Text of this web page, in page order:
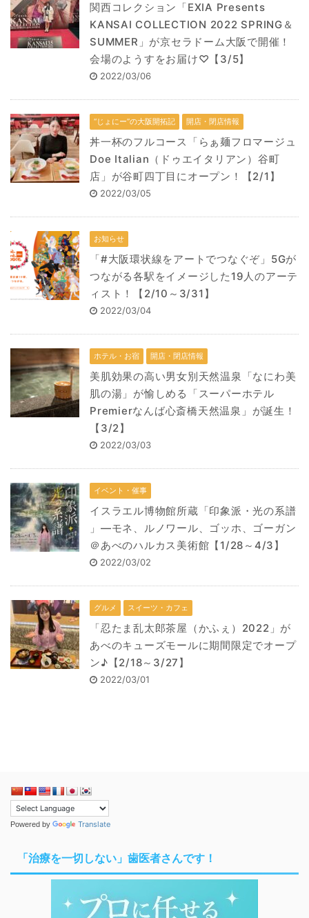
関西コレクション「EXIA Presents
KANSAI COLLECTION 2022 SPRING＆
SUMMER」が京セラドーム大阪で開催！
会場のようすをお届け♡【3/5】
2022/03/06
“じょにー”の大阪開拓記 開店・閉店情報
丼一杯のフルコース「らぁ麺フロマージュ
Doe Italian（ドゥエイタリアン）谷町
店」が谷町四丁目にオープン！【2/1】
2022/03/05
お知らせ
「#大阪環状線をアートでつなぐぞ」5Gが
つながる各駅をイメージした19人のアーテ
ィスト！【2/10～3/31】
2022/03/04
ホテル・お宿 開店・閉店情報
美肌効果の高い男女別天然温泉「なにわ美
肌の湯」が愉しめる「スーパーホテル
Premierなんば心斎橋天然温泉」が誕生！
【3/2】
2022/03/03
イベント・催事
イスラエル博物館所蔵「印象派・光の系譜
」―モネ、ルノワール、ゴッホ、ゴーガン
＠あべのハルカス美術館【1/28～4/3】
2022/03/02
グルメ スイーツ・カフェ
「忍たま乱太郎茶屋（かふぇ）2022」が
あべのキューズモールに期間限定でオープ
ン♪【2/18～3/27】
2022/03/01
Powered by Translate
「治療を一切しない」歯医者さんです！